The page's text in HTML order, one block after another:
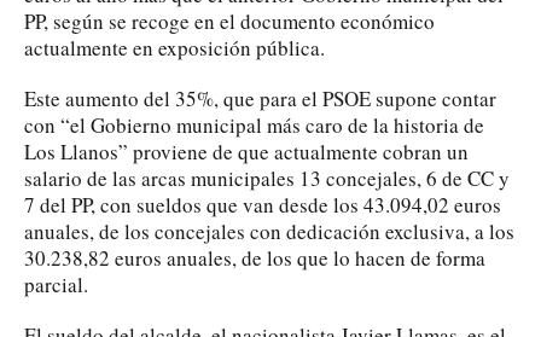
PP, según se recoge en el documento económico
actualmente en exposición pública.
Este aumento del 35%, que para el PSOE supone contar
con “el Gobierno municipal más caro de la historia de
Los Llanos” proviene de que actualmente cobran un
salario de las arcas municipales 13 concejales, 6 de CC y
7 del PP, con sueldos que van desde los 43.094,02 euros
anuales, de los concejales con dedicación exclusiva, a los
30.238,82 euros anuales, de los que lo hacen de forma
parcial.